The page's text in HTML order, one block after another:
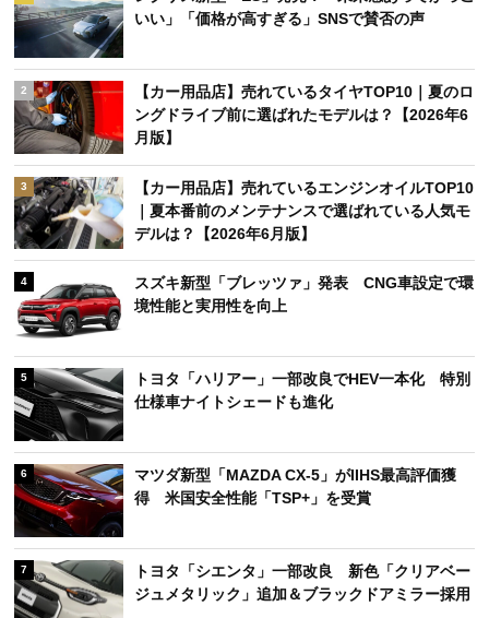
いい」「価格が高すぎる」SNSで賛否の声
2
【カー用品店】売れているタイヤTOP10｜夏のロ
ングドライブ前に選ばれたモデルは？【2026年6
月版】
3
【カー用品店】売れているエンジンオイルTOP10
｜夏本番前のメンテナンスで選ばれている人気モ
デルは？【2026年6月版】
4
スズキ新型「ブレッツァ」発表 CNG車設定で環
境性能と実用性を向上
5
トヨタ「ハリアー」一部改良でHEV一本化 特別
仕様車ナイトシェードも進化
6
マツダ新型「MAZDA CX-5」がIIHS最高評価獲
得 米国安全性能「TSP+」を受賞
7
トヨタ「シエンタ」一部改良 新色「クリアベー
ジュメタリック」追加＆ブラックドアミラー採用